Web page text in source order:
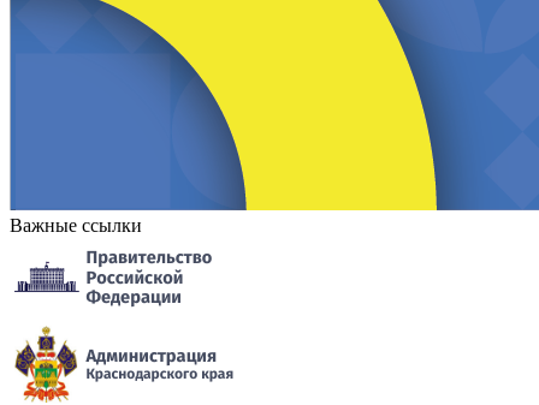
Важные ссылки